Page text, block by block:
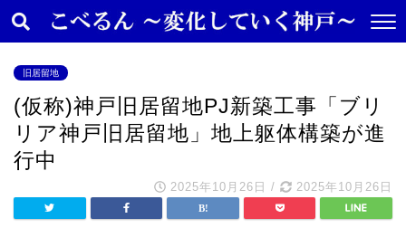
旧居留地
(仮称)神戸旧居留地PJ新築工事「ブリ
リア神戸旧居留地」地上躯体構築が進
行中
2025年10月26日 / 2025年10月26日